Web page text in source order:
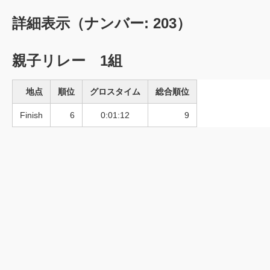
詳細表示（ナンバー: 203）
親子リレー 1組
地点 順位 グロスタイム 総合順位
Finish 6 0:01:12 9